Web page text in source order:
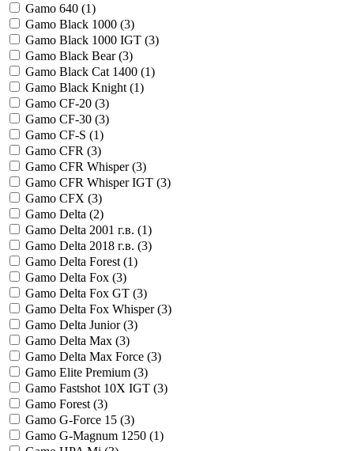
Gamo 640 (1)
Gamo Black 1000 (3)
Gamo Black 1000 IGT (3)
Gamo Black Bear (3)
Gamo Black Cat 1400 (1)
Gamo Black Knight (1)
Gamo CF-20 (3)
Gamo CF-30 (3)
Gamo CF-S (1)
Gamo CFR (3)
Gamo CFR Whisper (3)
Gamo CFR Whisper IGT (3)
Gamo CFX (3)
Gamo Delta (2)
Gamo Delta 2001 г.в. (1)
Gamo Delta 2018 г.в. (3)
Gamo Delta Forest (1)
Gamo Delta Fox (3)
Gamo Delta Fox GT (3)
Gamo Delta Fox Whisper (3)
Gamo Delta Junior (3)
Gamo Delta Max (3)
Gamo Delta Max Force (3)
Gamo Elite Premium (3)
Gamo Fastshot 10X IGT (3)
Gamo Forest (3)
Gamo G-Force 15 (3)
Gamo G-Magnum 1250 (1)